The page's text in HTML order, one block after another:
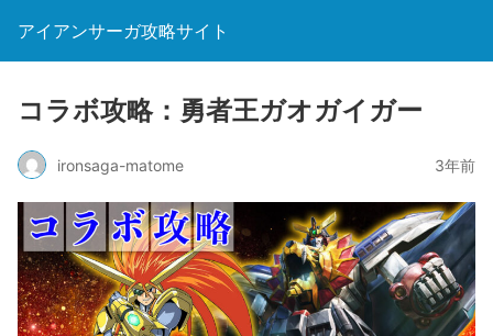
アイアンサーガ攻略サイト
コラボ攻略：勇者王ガオガイガー
ironsaga-matome 3年前